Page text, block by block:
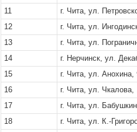
11
г. Чита, ул.
12
г. Чита, ул.
13
г. Чита, ул.
14
г. Нерчинск, ул.
15
г. Чита, ул. Анохина,
16
г. Чита, ул. Чкалова,
17
г. Чита, ул.
18
г. Чита, ул. К.-